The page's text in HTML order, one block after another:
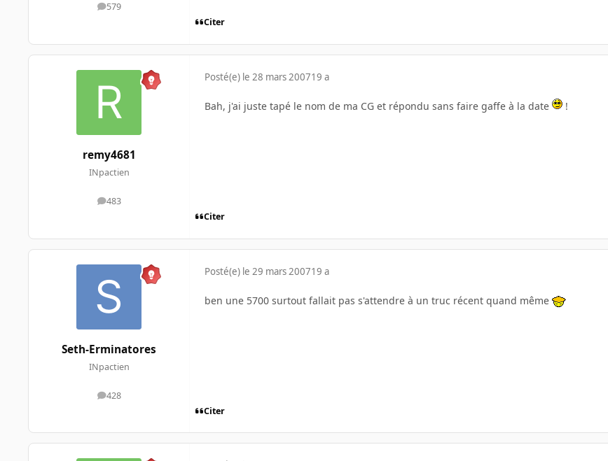
579
messages
Citer
remy4681
INpactien
483
messages
Posté(e) le 28 mars 200719 a
Bah, j'ai juste tapé le nom de ma CG et répondu sans faire gaffe à la date !
Citer
Seth-Erminatores
INpactien
428
messages
Posté(e) le 29 mars 200719 a
ben une 5700 surtout fallait pas s'attendre à un truc récent quand même
Citer